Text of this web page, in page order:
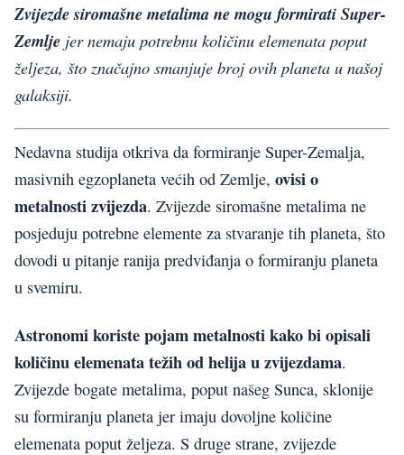
Zvijezde siromašne metalima ne mogu formirati Super-
Zemlje jer nemaju potrebnu količinu elemenata poput
željeza, što značajno smanjuje broj ovih planeta u našoj
galaksiji.
Nedavna studija otkriva da formiranje Super-Zemalja,
masivnih egzoplaneta većih od Zemlje, ovisi o
metalnosti zvijezda. Zvijezde siromašne metalima ne
posjeduju potrebne elemente za stvaranje tih planeta, što
dovodi u pitanje ranija predviđanja o formiranju planeta
u svemiru.
Astronomi koriste pojam metalnosti kako bi opisali
količinu elemenata težih od helija u zvijezdama.
Zvijezde bogate metalima, poput našeg Sunca, sklonije
su formiranju planeta jer imaju dovoljne količine
elemenata poput željeza. S druge strane, zvijezde